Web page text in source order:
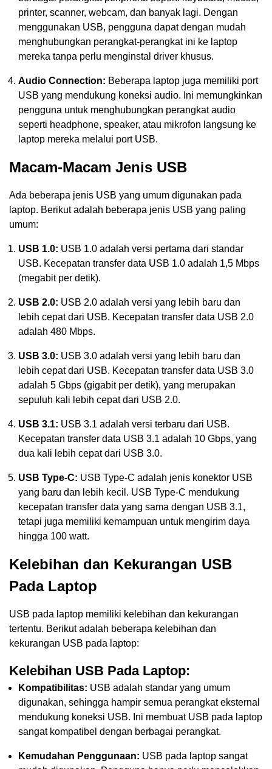
printer, scanner, webcam, dan banyak lagi. Dengan
menggunakan USB, pengguna dapat dengan mudah
menghubungkan perangkat-perangkat ini ke laptop
mereka tanpa perlu menginstal driver khusus.
Audio Connection: Beberapa laptop juga memiliki port
USB yang mendukung koneksi audio. Ini memungkinkan
pengguna untuk menghubungkan perangkat audio
seperti headphone, speaker, atau mikrofon langsung ke
laptop mereka melalui port USB.
Macam-Macam Jenis USB
Ada beberapa jenis USB yang umum digunakan pada
laptop. Berikut adalah beberapa jenis USB yang paling
umum:
USB 1.0: USB 1.0 adalah versi pertama dari standar
USB. Kecepatan transfer data USB 1.0 adalah 1,5 Mbps
(megabit per detik).
USB 2.0: USB 2.0 adalah versi yang lebih baru dan
lebih cepat dari USB. Kecepatan transfer data USB 2.0
adalah 480 Mbps.
USB 3.0: USB 3.0 adalah versi yang lebih baru dan
lebih cepat dari USB. Kecepatan transfer data USB 3.0
adalah 5 Gbps (gigabit per detik), yang merupakan
sepuluh kali lebih cepat dari USB 2.0.
USB 3.1: USB 3.1 adalah versi terbaru dari USB.
Kecepatan transfer data USB 3.1 adalah 10 Gbps, yang
dua kali lebih cepat dari USB 3.0.
USB Type-C: USB Type-C adalah jenis konektor USB
yang baru dan lebih kecil. USB Type-C mendukung
kecepatan transfer data yang sama dengan USB 3.1,
tetapi juga memiliki kemampuan untuk mengirim daya
hingga 100 watt.
Kelebihan dan Kekurangan USB
Pada Laptop
USB pada laptop memiliki kelebihan dan kekurangan
tertentu. Berikut adalah beberapa kelebihan dan
kekurangan USB pada laptop:
Kelebihan USB Pada Laptop:
Kompatibilitas: USB adalah standar yang umum
digunakan, sehingga hampir semua perangkat eksternal
mendukung koneksi USB. Ini membuat USB pada laptop
sangat kompatibel dengan berbagai perangkat.
Kemudahan Penggunaan: USB pada laptop sangat